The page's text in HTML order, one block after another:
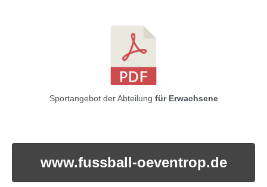
Sportangebot der Abteilung für Erwachsene
www.fussball-oeventrop.de